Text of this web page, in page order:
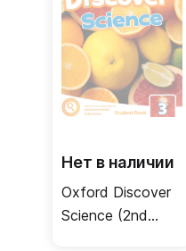
Нет в наличии
Oxford Discover
Science (2nd